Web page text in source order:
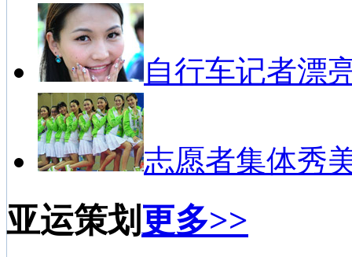
自行车记者漂
志愿者集体秀
亚运策划 更多>>